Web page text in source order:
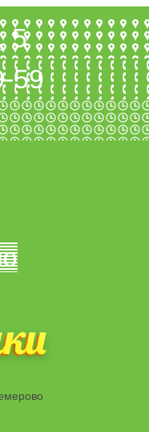
5
59